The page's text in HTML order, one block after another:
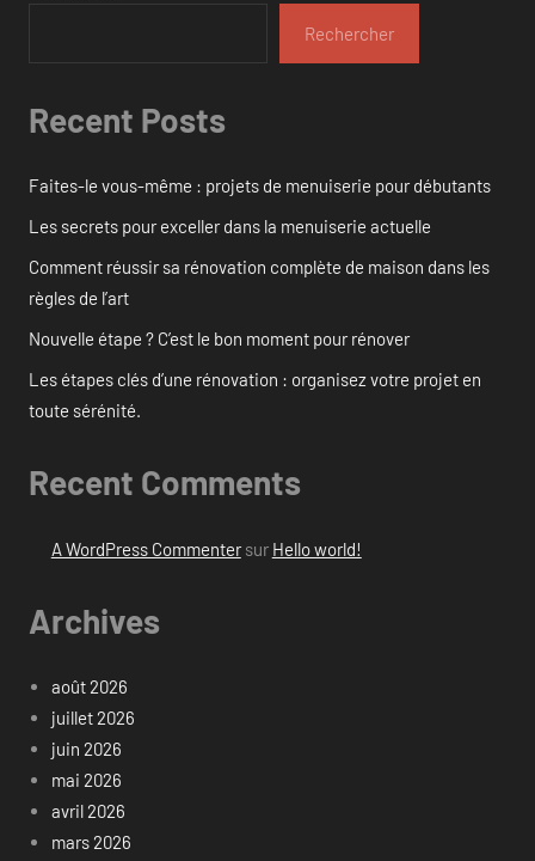
Rechercher
Recent Posts
Faites-le vous-même : projets de menuiserie pour débutants
Les secrets pour exceller dans la menuiserie actuelle
Comment réussir sa rénovation complète de maison dans les
règles de l’art
Nouvelle étape ? C’est le bon moment pour rénover
Les étapes clés d’une rénovation : organisez votre projet en
toute sérénité.
Recent Comments
A WordPress Commentersur Hello world!
Archives
août 2026
juillet 2026
juin 2026
mai 2026
avril 2026
mars 2026